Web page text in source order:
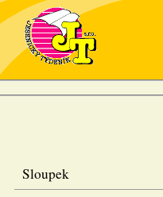
Sloupek